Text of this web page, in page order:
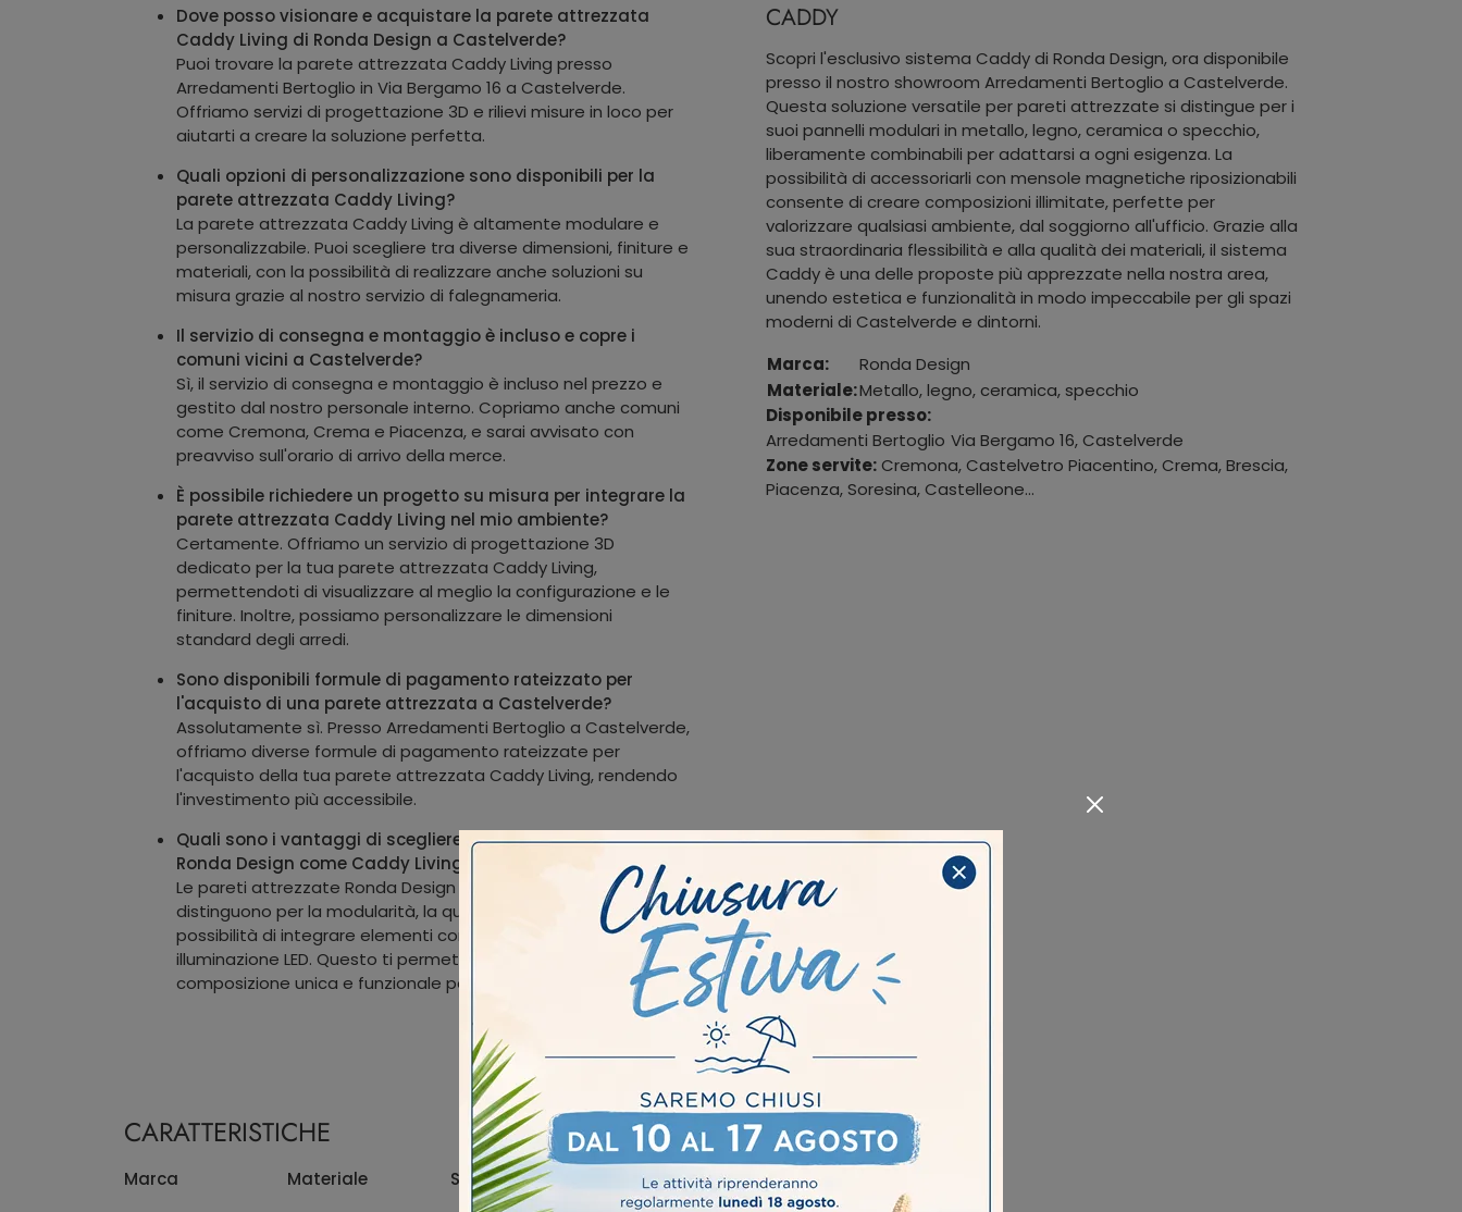
Dove posso visionare e acquistare la parete attrezzata
Caddy Living di Ronda Design a Castelverde?
Puoi trovare la parete attrezzata Caddy Living presso
Arredamenti Bertoglio in Via Bergamo 16 a Castelverde.
Offriamo servizi di progettazione 3D e rilievi misure in loco per
aiutarti a creare la soluzione perfetta.
Quali opzioni di personalizzazione sono disponibili per la
parete attrezzata Caddy Living?
La parete attrezzata Caddy Living è altamente modulare e
personalizzabile. Puoi scegliere tra diverse dimensioni, finiture e
materiali, con la possibilità di realizzare anche soluzioni su
misura grazie al nostro servizio di falegnameria.
Il servizio di consegna e montaggio è incluso e copre i
comuni vicini a Castelverde?
Sì, il servizio di consegna e montaggio è incluso nel prezzo e
gestito dal nostro personale interno. Copriamo anche comuni
come Cremona, Crema e Piacenza, e sarai avvisato con
preavviso sull'orario di arrivo della merce.
È possibile richiedere un progetto su misura per integrare la
parete attrezzata Caddy Living nel mio ambiente?
Certamente. Offriamo un servizio di progettazione 3D
dedicato per la tua parete attrezzata Caddy Living,
permettendoti di visualizzare al meglio la configurazione e le
finiture. Inoltre, possiamo personalizzare le dimensioni
standard degli arredi.
Sono disponibili formule di pagamento rateizzato per
l'acquisto di una parete attrezzata a Castelverde?
Assolutamente sì. Presso Arredamenti Bertoglio a Castelverde,
offriamo diverse formule di pagamento rateizzate per
l'acquisto della tua parete attrezzata Caddy Living, rendendo
l'investimento più accessibile.
Quali sono i vantaggi di scegliere una parete attrezzata di
Ronda Design come Caddy Living?
Le pareti attrezzate Ronda Design come Caddy Living si
distinguono per la modularità, la qualità dei materiali e la
possibilità di integrare elementi come moduli TV, mensole e
illuminazione LED. Questo ti permette di creare una
composizione unica e funzionale per il tuo living.
CADDY
Scopri l'esclusivo sistema Caddy di Ronda Design, ora disponibile
presso il nostro showroom Arredamenti Bertoglio a Castelverde.
Questa soluzione versatile per pareti attrezzate si distingue per i
suoi pannelli modulari in metallo, legno, ceramica o specchio,
liberamente combinabili per adattarsi a ogni esigenza. La
possibilità di accessoriarli con mensole magnetiche riposizionabili
consente di creare composizioni illimitate, perfette per
valorizzare qualsiasi ambiente, dal soggiorno all'ufficio. Grazie alla
sua straordinaria flessibilità e alla qualità dei materiali, il sistema
Caddy è una delle proposte più apprezzate nella nostra area,
unendo estetica e funzionalità in modo impeccabile per gli spazi
moderni di Castelverde e dintorni.
Marca:
Ronda Design
Materiale:Metallo, legno, ceramica, specchio
Disponibile presso:
Arredamenti Bertoglio Via Bergamo 16, Castelverde
Zone servite: Cremona, Castelvetro Piacentino, Crema, Brescia,
Piacenza, Soresina, Castelleone...
CARATTERISTICHE
Marca Materiale Stile I più visti a :